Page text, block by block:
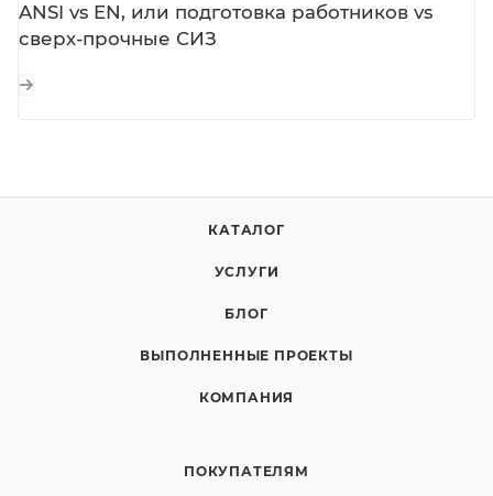
ANSI vs EN, или подготовка работников vs
сверх-прочные СИЗ
КАТАЛОГ
УСЛУГИ
БЛОГ
ВЫПОЛНЕННЫЕ ПРОЕКТЫ
КОМПАНИЯ
ПОКУПАТЕЛЯМ